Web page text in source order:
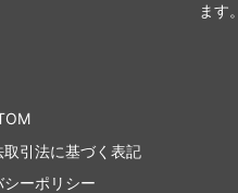
ます。
取引法に基づく表記
シーポリシー